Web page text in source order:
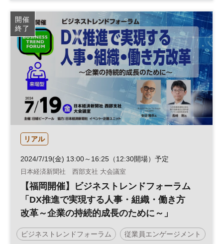
人的資本経営 働き方改革 人事 テクノロジー
人材活用 ビジネス変革 組織 DX
開催
終了
リアル
2024/7/19(金) 13:00～16:25（12:30開場）予定
日本経済新聞社 西部支社 大会議室
【福岡開催】ビジネストレンドフォーラム
「DX推進で実現する人事・組織・働き方
改革～企業の持続的成長のために～」
ビジネストレンドフォーラム 従業員エンゲージメント